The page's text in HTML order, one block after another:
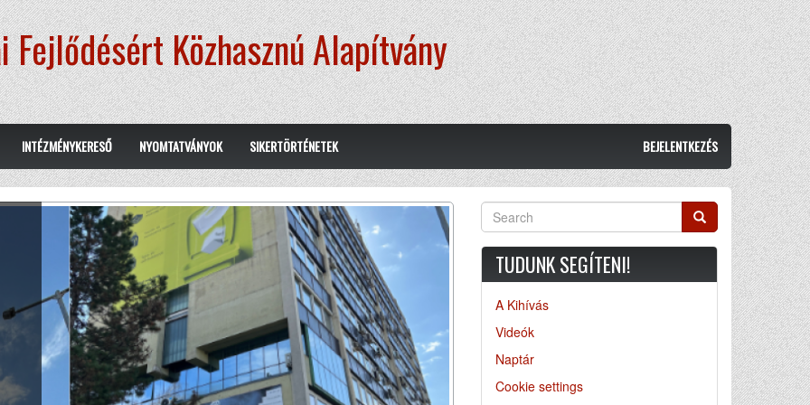
Fejlődésért Közhasznú Alapítvány
INTÉZMÉNYKERESŐ NYOMTATVÁNYOK SIKERTÖRTÉNETEK BEJELENTKEZÉS
Search Search
TUDUNK SEGÍTENI!
A Kihívás
Videók
Naptár
Cookie settings